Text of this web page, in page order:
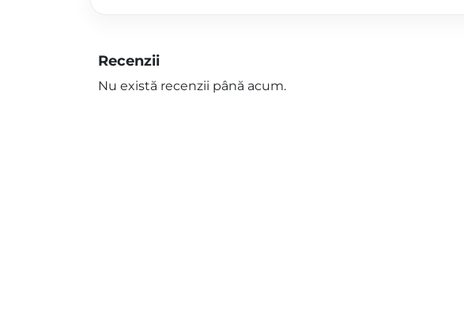
Recenzii
Nu există recenzii până acum.